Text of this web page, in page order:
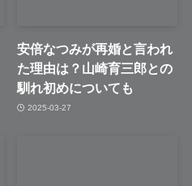
安倍なつみが再婚と言われ
た理由は？山崎育三郎との
馴れ初めについても
2025-03-27